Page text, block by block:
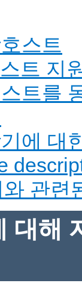
스트
트 지
트를
에 대
관련
대해